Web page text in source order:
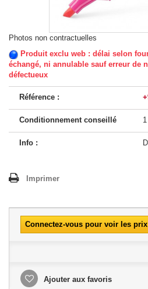
Photos non contractuelles
Produit exclu web : délai selon
échangé, ni annulable sauf erreur de
défectueux
Référence :
Conditionnement conseillé 1
Info :
Imprimer
Connectez-vous pour voir les prix
Ajouter aux favoris